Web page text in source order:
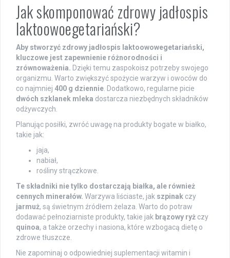
Jak skomponować zdrowy jadłospis
laktoowoegetariański?
Aby stworzyć zdrowy jadłospis laktoowowegetariański,
kluczowe jest zapewnienie różnorodności i
zrównoważenia. Dzięki temu zaspokoisz potrzeby swojego
organizmu. Warto zwiększyć spożycie warzyw i owoców do
co najmniej 400 g dziennie. Dodatkowo, regularne picie
dwóch szklanek mleka dostarcza niezbędnych składników
odżywczych.
Planując posiłki, zwróć uwagę na produkty bogate w białko,
takie jak:
jaja,
nabiał,
rośliny strączkowe.
Te składniki nie tylko dostarczają białka, ale również
cennych minerałów. Warzywa liściaste, jak szpinak czy
jarmuż, są świetnym źródłem żelaza. Warto do potraw
dodawać pełnoziarniste produkty, takie jak brązowy ryż czy
quinoa, a także orzechy i nasiona, które wzbogacą dietę o
zdrowe tłuszcze.
Nie zapominaj o odpowiedniej suplementacji witamin i